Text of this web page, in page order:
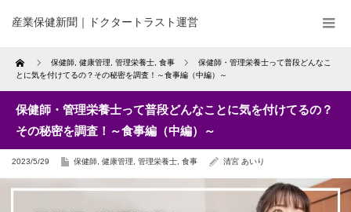
産業保健新聞｜ドクタートラスト運営
Home 保健師 健康管理 管理栄養士 食事
保健師・管理栄養士って普段どんなこ
とに気を付けてるの？その秘密を調査！～食事編（中編）～
保健師・管理栄養士って普段どんなことに気を付けてるの？
その秘密を調査！～食事編（中編）～
2023/5/29 保健師 健康管理 管理栄養士 食事 清宮 あいり